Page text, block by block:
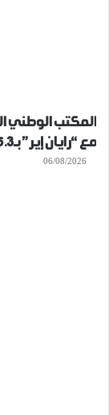
المكتب الوطني
مع “رايان إير” بـ5.3 ملايين مقعد و156 خطا جويا
06/08/2026